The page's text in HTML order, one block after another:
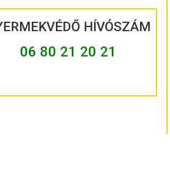
HÍVÓSZÁM
06 80 21 20 21